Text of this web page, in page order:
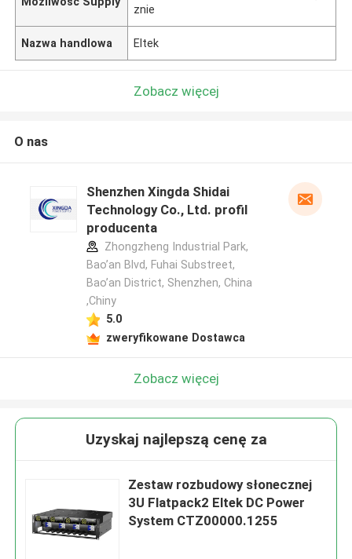
znie
Nazwa handlowa Eltek
Zobacz więcej
O nas
Shenzhen Xingda Shidai
Technology Co., Ltd. profil
producenta
Zhongzheng Industrial Park,
Bao’an Blvd, Fuhai Substreet,
Bao’an District, Shenzhen, China
,Chiny
5.0
zweryfikowane Dostawca
Zobacz więcej
Uzyskaj najlepszą cenę za
Zestaw rozbudowy słonecznej
3U Flatpack2 Eltek DC Power
System CTZ00000.1255